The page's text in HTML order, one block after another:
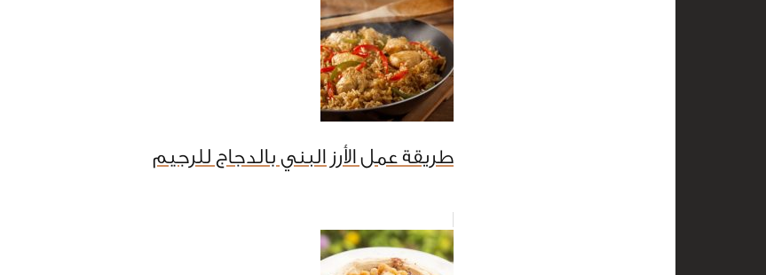
طريقة عمل الأرز البني بالدجاج للرجيم